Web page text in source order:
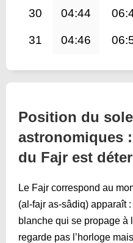
30 04:44
31 04:46
Position du
astronomiques
du Fajr est
Le Fajr correspond au
(al-fajr as-sâdiq) apparaît
blanche qui se propage à
regarde pas l’horloge